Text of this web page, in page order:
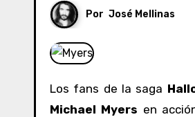
Por José Mellinas
Los fans de la saga
Michael Myers en